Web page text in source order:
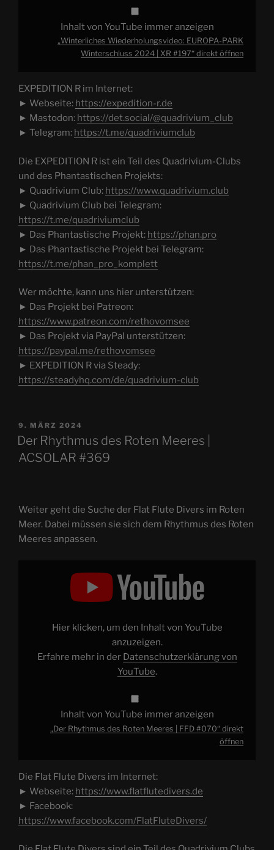
Inhalt von YouTube immer anzeigen
„Winterliches Wiederholungsvideo: EUROPA-PARK
Winterschluss 2024 | XR #197“ direkt öffnen
EXPEDITION R im Internet:
► Webseite: https://expedition-r.de
► Mastodon: https://det.social/@quadrivium_club
► Telegram: https://t.me/quadriviumclub
Die EXPEDITION R ist ein Teil des Quadrivium-Clubs
und des Phantastischen Projekts:
► Quadrivium Club: https://www.quadrivium.club
► Quadrivium Club bei Telegram:
https://t.me/quadriviumclub
► Das Phantastische Projekt: https://phan.pro
► Das Phantastische Projekt bei Telegram:
https://t.me/phan_pro_komplett
Wer möchte, kann uns hier unterstützen:
► Das Projekt bei Patreon:
https://www.patreon.com/rethovomsee
► Das Projekt via PayPal unterstützen:
https://paypal.me/rethovomsee
► EXPEDITION R via Steady:
https://steadyhq.com/de/quadrivium-club
VERÖFFENTLICHT
AM
9. MÄRZ 2024
Der Rhythmus des Roten Meeres |
ACSOLAR #369
Weiter geht die Suche der Flat Flute Divers im Roten
Meer. Dabei müssen sie sich dem Rhythmus des Roten
Meeres anpassen.
Hier klicken, um den Inhalt von YouTube
anzuzeigen.
Erfahre mehr in der Datenschutzerklärung von
YouTube.
Inhalt von YouTube immer anzeigen
„Der Rhythmus des Roten Meeres | FFD #070“ direkt
öffnen
Die Flat Flute Divers im Internet:
► Webseite: https://www.flatflutedivers.de
► Facebook:
https://www.facebook.com/FlatFluteDivers/